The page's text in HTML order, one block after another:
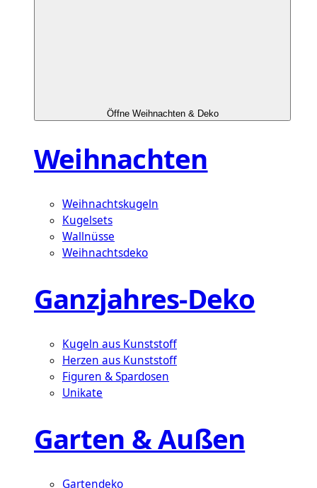
Öffne Weihnachten & Deko
Weihnachten
Weihnachtskugeln
Kugelsets
Wallnüsse
Weihnachtsdeko
Ganzjahres-Deko
Kugeln aus Kunststoff
Herzen aus Kunststoff
Figuren & Spardosen
Unikate
Garten & Außen
Gartendeko